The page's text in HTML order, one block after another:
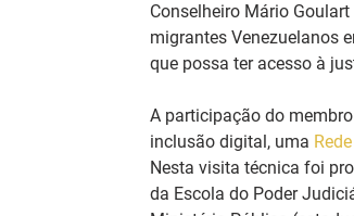
Conselheiro Mário
migrantes Venezuelanos
que possa ter acesso à
A participação do
inclusão digital, uma
Nesta visita técnica foi
da Escola do Poder